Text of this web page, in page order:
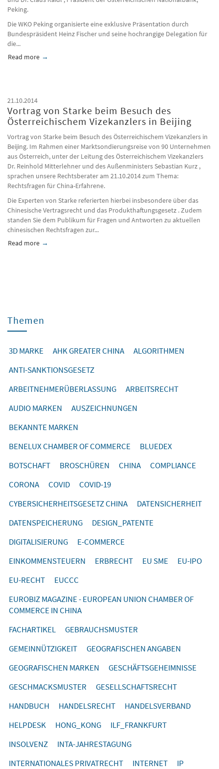
Peking.
Die WKO Peking organisierte eine exklusive Präsentation durch
Bundespräsident Heinz Fischer und seine hochrangige Delegation für
die...
Read more about Präsident der Republik Österreich besuchte Peking
21.10.2014
Vortrag von Starke beim Besuch des
Österreichischem Vizekanzlers in Beijing
Vortrag von Starke beim Besuch des Österreichischem Vizekanzlers in
Beijing. Im Rahmen einer Marktsondierungsreise von 90 Unternehmen
aus Österreich, unter der Leitung des Österreichischem Vizekanzlers
Dr. Reinhold Mitterlehner und des Außenministers Sebastian Kurz ,
sprachen unsere Rechtsberater am 21.10.2014 zum Thema:
Rechtsfragen für China-Erfahrene.
Die Experten von Starke referierten hierbei insbesondere über das
Chinesische Vertragsrecht und das Produkthaftungsgesetz . Zudem
standen Sie dem Publikum für Fragen und Antworten zu aktuellen
chinesischen Rechtsfragen zur...
Read more about Vortrag von Starke beim Besuch des Österreichischem
Themen
3D MARKE AHK GREATER CHINA
ALGORITHMEN
ANTI-SANKTIONSGESETZ
ARBEITNEHMERÜBERLASSUNG
ARBEITSRECHT
AUDIO MARKEN
AUSZEICHNUNGEN
BEKANNTE MARKEN
BENELUX CHAMBER OF COMMERCE
BLUEDEX
BOTSCHAFT
BROSCHÜREN CHINA
COMPLIANCE
CORONA
COVID
COVID-19
CYBERSICHERHEITSGESETZ CHINA
DATENSICHERHEIT
DATENSPEICHERUNG
DESIGN_PATENTE
DIGITALISIERUNG
E-COMMERCE
EINKOMMENSTEUERN
ERBRECHT EU SME
EU-IPO
EU-RECHT
EUCCC
EUROBIZ MAGAZINE - EUROPEAN UNION CHAMBER OF
COMMERCE IN CHINA
FACHARTIKEL
GEBRAUCHSMUSTER
GEMEINNÜTZIGKEIT
GEOGRAFISCHEN ANGABEN
GEOGRAFISCHEN MARKEN
GESCHÄFTSGEHEIMNISSE
GESCHMACKSMUSTER
GESELLSCHAFTSRECHT
HANDBUCH
HANDELSRECHT
HANDELSVERBAND
HELPDESK
HONG_KONG
ILF_FRANKFURT
INSOLVENZ
INTA-JAHRESTAGUNG
INTERNATIONALES PRIVATRECHT
INTERNET
IP